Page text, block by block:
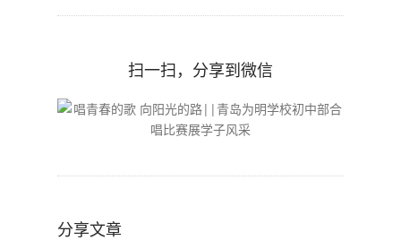
扫一扫，分享到微信
分享文章